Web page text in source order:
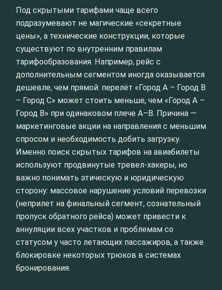
Под скрытыми тарифами чаще всего
подразумевают не магические «секретные
цены», а технические конструкции, которые
существуют по внутренним правилам
тарифообразования. Например, рейс с
дополнительным сегментом иногда оказывается
дешевле, чем прямой: перелёт «Город А – Город B
– Город C» может стоить меньше, чем «Город A –
Город B» при одинаковом плече A–B. Причина —
маркетинговые акции на направления с меньшим
спросом и необходимость добить загрузку.
Именно поиск скрытых тарифов на авиабилеты
используют продвинутые тревел‑хакеры, но
важно понимать этическую и юридическую
сторону: массовое нарушение условий перевозки
(неприлет на финальный сегмент, сознательный
пропуск обратного рейса) может привести к
аннуляции всех участков и проблемам со
статусом у часто летающих пассажиров, а также
блокировке некоторых трюков в системах
бронирования.